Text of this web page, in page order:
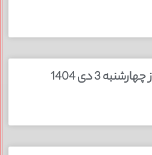
3 دی 1404